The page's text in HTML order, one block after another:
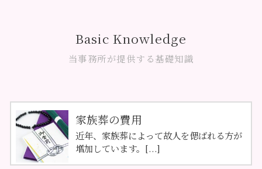
Basic Knowledge
当事務所が提供する基礎知識
家族葬の費用
近年、家族葬によって故人を偲ばれる方が
増加しています。[...]